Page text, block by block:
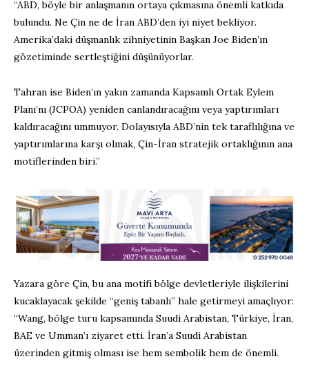
“ABD, böyle bir anlaşmanın ortaya çıkmasına önemli katkıda
bulundu. Ne Çin ne de İran ABD’den iyi niyet bekliyor.
Amerika’daki düşmanlık zihniyetinin Başkan Joe Biden’ın
gözetiminde sertleştiğini düşünüyorlar.
Tahran ise Biden’ın yakın zamanda Kapsamlı Ortak Eylem
Planı’nı (JCPOA) yeniden canlandıracağını veya yaptırımları
kaldıracağını ummuyor. Dolayısıyla ABD’nin tek taraflılığına ve
yaptırımlarına karşı olmak, Çin-İran stratejik ortaklığının ana
motiflerinden biri.”
Yazara göre Çin, bu ana motifi bölge devletleriyle ilişkilerini
kucaklayacak şekilde “geniş tabanlı” hale getirmeyi amaçlıyor:
“Wang, bölge turu kapsamında Suudi Arabistan, Türkiye, İran,
BAE ve Umman’ı ziyaret etti. İran’a Suudi Arabistan
üzerinden gitmiş olması ise hem sembolik hem de önemli.